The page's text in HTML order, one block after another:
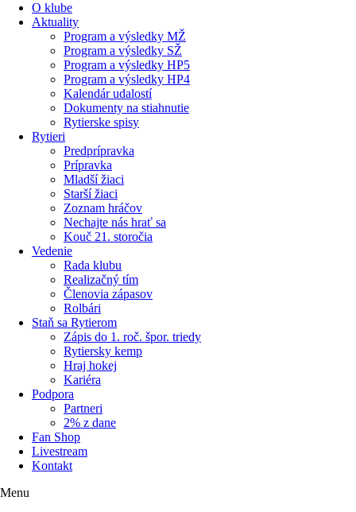
O klube
Aktuality
Program a výsledky MŽ
Program a výsledky SŽ
Program a výsledky HP5
Program a výsledky HP4
Kalendár udalostí
Dokumenty na stiahnutie
Rytierske spisy
Rytieri
Predprípravka
Prípravka
Mladší žiaci
Starší žiaci
Zoznam hráčov
Nechajte nás hrať sa
Kouč 21. storočia
Vedenie
Rada klubu
Realizačný tím
Členovia zápasov
Rolbári
Staň sa Rytierom
Zápis do 1. roč. špor. triedy
Rytiersky kemp
Hraj hokej
Kariéra
Podpora
Partneri
2% z dane
Fan Shop
Livestream
Kontakt
Menu